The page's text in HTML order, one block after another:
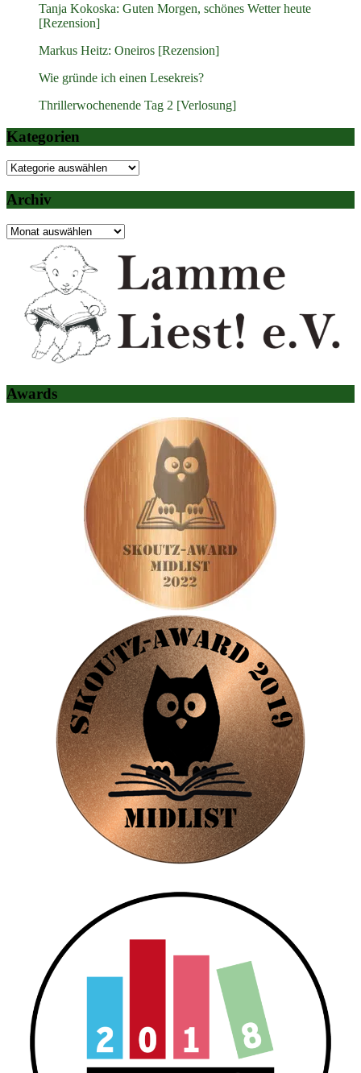
Tanja Kokoska: Guten Morgen, schönes Wetter heute
[Rezension]
Markus Heitz: Oneiros [Rezension]
Wie gründe ich einen Lesekreis?
Thrillerwochenende Tag 2 [Verlosung]
Kategorien
Kategorien
Archiv
Archiv
Awards